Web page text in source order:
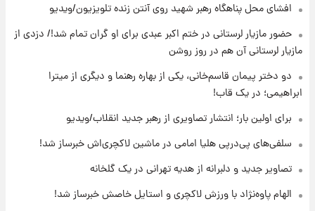
۱۹ ساعت پیش
تصاویر عمامه بستن به شیوه خاتمی/ویدیو
افشای محل پناهگاه‌ رهبر شهید روی آنتن زنده
تلویزیون/ویدیو
۲۲ ساعت پیش
ثریا اسفندیاری بعد از طلاق و در دیدار با گروه
بیتلز
افشای محل پناهگاه‌ رهبر شهید روی آنتن زنده تلویزیون/ویدیو
حضور مازیار لرستانی در ختم اکبر عبدی برای او گران تمام شد!/ دزدی از
مازیار لرستانی آن هم در روز روشن
دو دختر پیمان قاسم‌خانی، یکی از بهاره رهنما و دیگری از میترا
ابراهیمی؛ در یک قاب!
برای اولین بار؛ انتشار تصاویری از رهبر جدید انقلاب/ویدیو
سلفی‌های پی‌درپی هلیا امامی در ماشین لاکچری‌اش خبرساز شد!
تصاویر جدید و دلبرانه از هدیه تهرانی در یک گلخانه
الهام پاوه‌نژاد با ورزش لاکچری و استایل خاصش خبرساز شد!